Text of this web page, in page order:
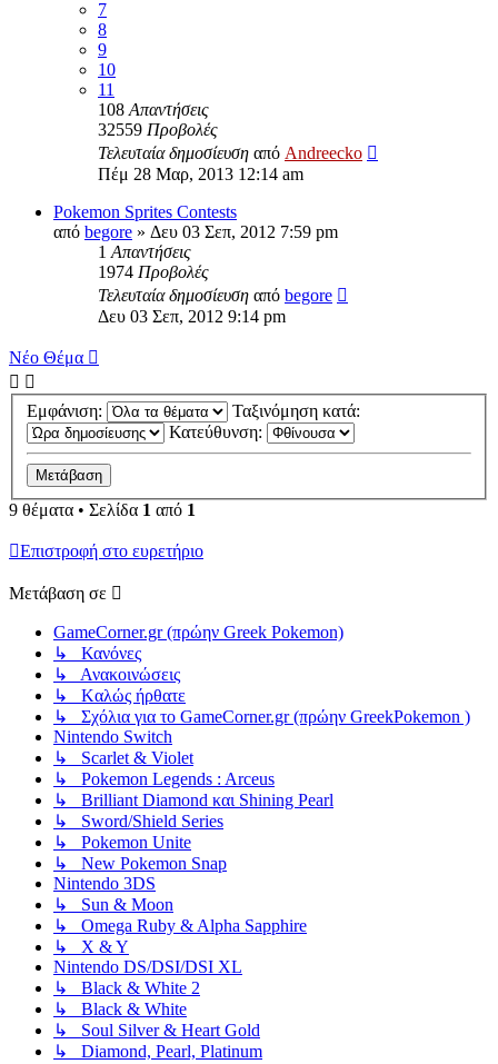
7
8
9
10
11
108 Απαντήσεις
32559 Προβολές
Τελευταία δημοσίευση από Andreecko
Πέμ 28 Μαρ, 2013 12:14 am
Pokemon Sprites Contests
από begore » Δευ 03 Σεπ, 2012 7:59 pm
1 Απαντήσεις
1974 Προβολές
Τελευταία δημοσίευση από begore
Δευ 03 Σεπ, 2012 9:14 pm
Νέο Θέμα
Εμφάνιση:
Ταξινόμηση κατά:
Κατεύθυνση:
9 θέματα • Σελίδα 1 από 1
Επιστροφή στο ευρετήριο
Μετάβαση σε
GameCorner.gr (πρώην Greek Pokemon)
↳ Κανόνες
↳ Ανακοινώσεις
↳ Kαλώς ήρθατε
↳ Σχόλια για το GameCorner.gr (πρώην GreekPokemon )
Nintendo Switch
↳ Scarlet & Violet
↳ Pokemon Legends : Arceus
↳ Brilliant Diamond και Shining Pearl
↳ Sword/Shield Series
↳ Pokemon Unite
↳ New Pokemon Snap
Nintendo 3DS
↳ Sun & Moon
↳ Omega Ruby & Alpha Sapphire
↳ X & Y
Nintendo DS/DSI/DSI XL
↳ Black & White 2
↳ Black & White
↳ Soul Silver & Heart Gold
↳ Diamond, Pearl, Platinum